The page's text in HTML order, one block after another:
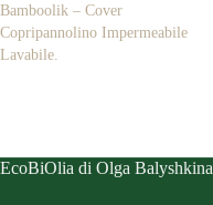
Bamboolik – Cover
Copripannolino Impermeabile
Lavabile.
EcoBiOlia di Olga Balyshkina